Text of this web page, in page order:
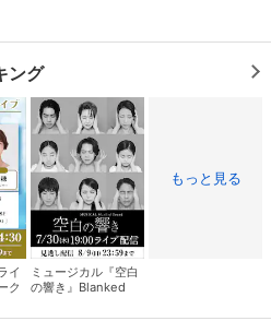
ング
イ
ク
ミュージカル『空白
の響き』Blanked
もっと見る